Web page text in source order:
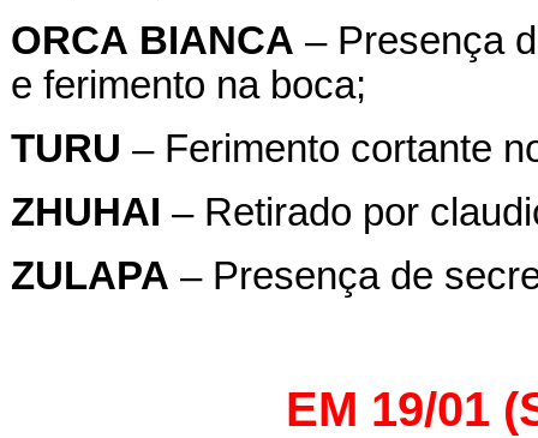
ORCA BIANCA – Presença
e ferimento na boca;
TURU – Ferimento cortante
ZHUHAI – Retirado por
ZULAPA – Presença de
EM 19/01